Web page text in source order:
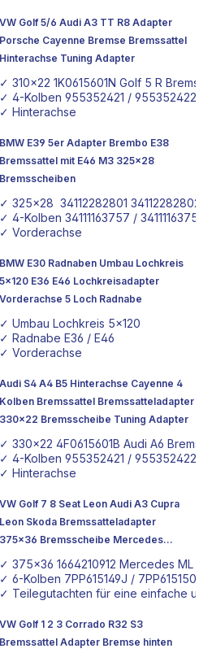
VW Golf 5/6 Audi A3 TT R8 Adapter
Porsche Cayenne Bremse Bremssattel
Hinterachse Tuning Adapter
✓ 310x22 1K0615601N Golf 5 R
✓ 4-Kolben 955352421 / 955352422
✓ Hinterachse
BMW E39 5er Adapter Brembo E38
Bremssattel mit E46 M3 325x28
Bremsscheiben
✓ 325x28 34112282801 34112282802
✓ 4-Kolben 34111163757 /
✓ Vorderachse
BMW E30 Radnaben Umbau Lochkreis
5x120 E36 E46 Lochkreisadapter
Vorderachse 5 Loch Radnabe
✓ Umbau Lochkreis 5x120
✓ Radnabe E36 / E46
✓ Vorderachse
Audi S4 A4 B5 Hinterachse Cayenne 4
Kolben Bremssattel Bremssatteladapter
330x22 Bremsscheibe Tuning Adapter
✓ 330x22 4F0615601B Audi A6
✓ 4-Kolben 955352421 / 955352422
✓ Hinterachse
VW Golf 7 8 Seat Leon Audi A3 Cupra
Leon Skoda Bremssatteladapter
375x36 Bremsscheibe Mercedes
Porsche Panamera Bremssattel mit TÜV
Teilegutachten
✓ 375x36 1664210912 Mercedes ML /
✓ 6-Kolben 7PP615149J /
✓ Teilegutachten für eine einfache
VW Golf 1 2 3 Corrado R32 S3
Bremssattel Adapter Bremse hinten